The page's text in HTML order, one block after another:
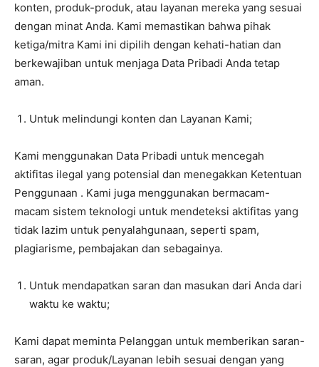
konten, produk-produk, atau layanan mereka yang sesuai
dengan minat Anda. Kami memastikan bahwa pihak
ketiga/mitra Kami ini dipilih dengan kehati-hatian dan
berkewajiban untuk menjaga Data Pribadi Anda tetap
aman.
Untuk melindungi konten dan Layanan Kami;
Kami menggunakan Data Pribadi untuk mencegah
aktifitas ilegal yang potensial dan menegakkan Ketentuan
Penggunaan . Kami juga menggunakan bermacam-
macam sistem teknologi untuk mendeteksi aktifitas yang
tidak lazim untuk penyalahgunaan, seperti spam,
plagiarisme, pembajakan dan sebagainya.
Untuk mendapatkan saran dan masukan dari Anda dari
waktu ke waktu;
Kami dapat meminta Pelanggan untuk memberikan saran-
saran, agar produk/Layanan lebih sesuai dengan yang